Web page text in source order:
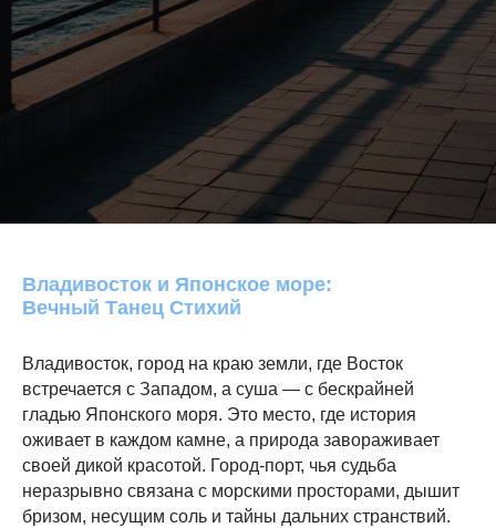
Владивосток и Японское море:
Вечный Танец Стихий
Владивосток, город на краю земли, где Восток
встречается с Западом, а суша — с бескрайней
гладью Японского моря. Это место, где история
оживает в каждом камне, а природа завораживает
своей дикой красотой. Город-порт, чья судьба
неразрывно связана с морскими просторами, дышит
бризом, несущим соль и тайны дальних странствий.